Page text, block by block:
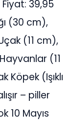
39,95
(30 cm),
(11 cm),
(11
Köpek (Işıklı
– piller
10 Mayıs